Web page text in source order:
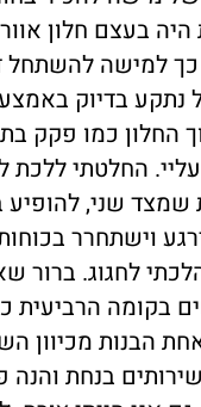
בעצם חלון
למישה להשתחל
נתקע בדיוק
החלון כמו פקק
החלטתי
שני, להופיע
וישתחרר
לחגוג.
בקומה הרביעית
מכיוון
בנחת והנה